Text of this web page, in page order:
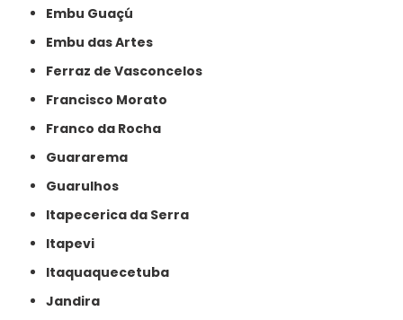
Embu Guaçú
Embu das Artes
Ferraz de Vasconcelos
Francisco Morato
Franco da Rocha
Guararema
Guarulhos
Itapecerica da Serra
Itapevi
Itaquaquecetuba
Jandira